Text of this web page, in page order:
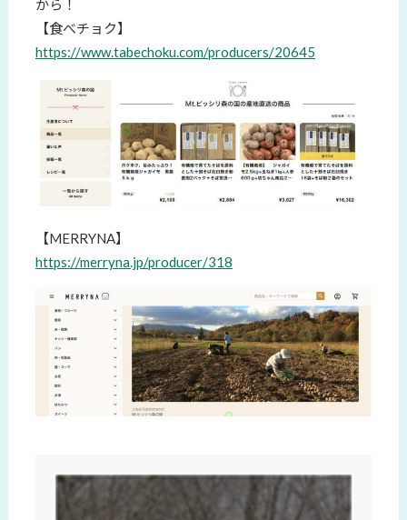
から！
【食べチョク】
https://www.tabechoku.com/producers/20645
【MERRYNA】
https://merryna.jp/producer/318